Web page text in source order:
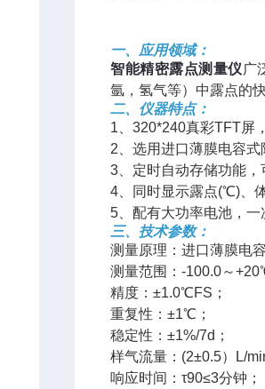
一、应用领域：
智能精密露点测量仪 广
氩，氢气等）中露点的
二、仪器特点：
1、320*240真彩TFT屏
2、选用进口薄膜电容
3、定时自动存储功能，
4、同时显示露点(℃)、
5、配有大功率电池，一
三、技术参数：
测量原理：进口薄膜电
测量范围：-100.0～
精度：±1.0℃FS；
重复性：±1℃；
稳定性：±1%/7d；
样气流量：(2±0.5）L/
响应时间：τ90≤3分钟；